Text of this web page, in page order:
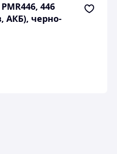
446
АКБ), черно-